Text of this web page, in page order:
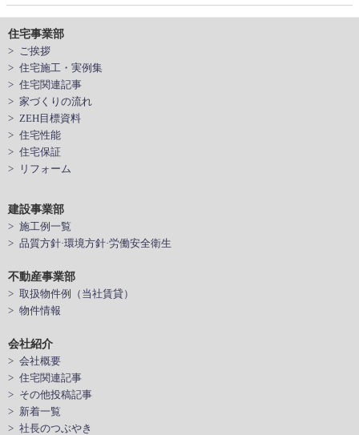
住宅事業部
> ご挨拶
> 住宅施工・実例集
> 住宅関連記事
> 家づくりの流れ
> ZEH目標資料
> 住宅性能
> 住宅保証
> リフォーム
建設事業部
> 施工例一覧
> 品質方針·環境方針·労働安全衛生
不動産事業部
> 取扱物件例（当社賃貸）
> 物件情報
会社紹介
> 会社概要
> 住宅関連記事
> その他投稿記事
> 新着一覧
> 社長のつぶやき